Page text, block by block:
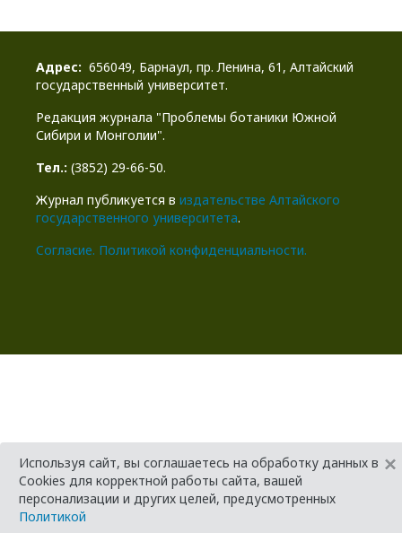
Адрес: 656049, Барнаул, пр. Ленина, 61, Алтайский
государственный университет.
Редакция журнала "Проблемы ботаники Южной
Сибири и Монголии".
Тел.: (3852) 29-66-50.
Журнал публикуется в издательстве Алтайского
государственного университета.
Cогласие. Политикой конфиденциальности.
Используя сайт, вы соглашаетесь на обработку данных в
Cookies для корректной работы сайта, вашей
персонализации и других целей, предусмотренных
Политикой
×